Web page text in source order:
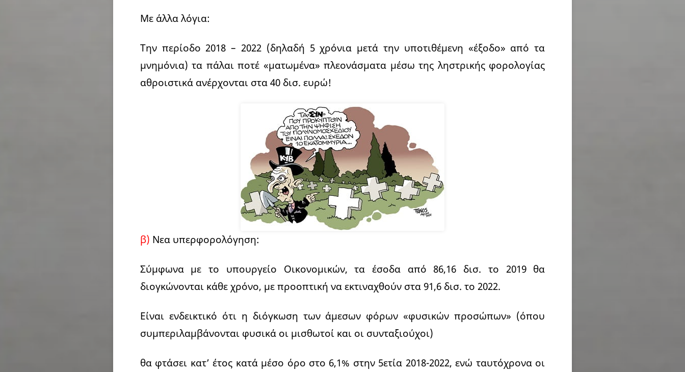
Με άλλα λόγια:
Την περίοδο 2018 – 2022 (δηλαδή 5 χρόνια μετά την υποτιθέμενη «έξοδο» από τα
μνημόνια) τα πάλαι ποτέ «ματωμένα» πλεονάσματα μέσω της ληστρικής φορολογίας
αθροιστικά ανέρχονται στα 40 δισ. ευρώ!
β) Νεα υπερφορολόγηση:
Σύμφωνα με το υπουργείο Οικονομικών, τα έσοδα από 86,16 δισ. το 2019 θα
διογκώνονται κάθε χρόνο, με προοπτική να εκτιναχθούν στα 91,6 δισ. το 2022.
Είναι ενδεικτικό ότι η διόγκωση των άμεσων φόρων «φυσικών προσώπων» (όπου
συμπεριλαμβάνονται φυσικά οι μισθωτοί και οι συνταξιούχοι)
θα φτάσει κατ’ έτος κατά μέσο όρο στο 6,1% στην 5ετία 2018-2022, ενώ ταυτόχρονα οι